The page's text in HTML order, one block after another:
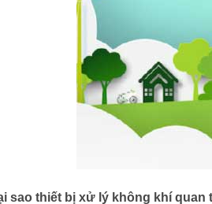
sao thiết bị xử lý không khí